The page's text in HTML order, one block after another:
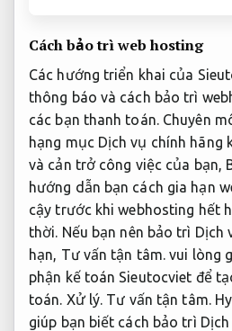
Cách bảo trì web hosting
Các hướng triển khai của
thông báo và cách bảo trì
các bạn thanh toán. Chuyên
hạng mục Dịch vụ chính hãng
và cản trở công việc của bạn,
hướng dẫn bạn cách gia hạn
cậy trước khi webhosting hết
thời. Nếu bạn nên bảo trì
hạn, Tư vấn tận tâm. vui lòng
phận kế toán Sieutocviet để
toán. Xử lý. Tư vấn tận tâm.
giúp bạn biết cách bảo trì